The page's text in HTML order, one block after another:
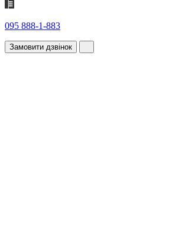
095 888-1-883
Замовити дзвінок